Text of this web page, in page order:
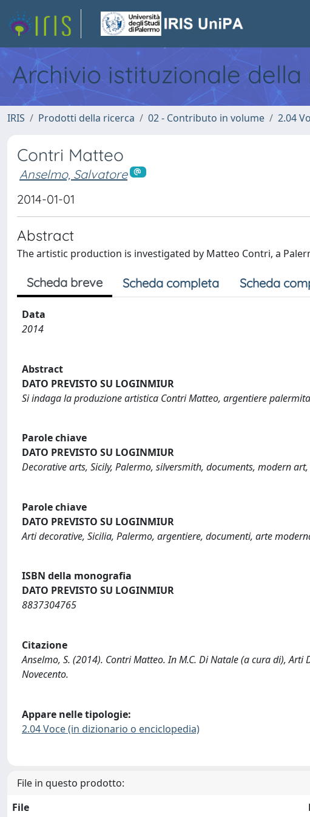
Archivio istituzionale
IRIS Prodotti della ricerca 02 - Contributo in volume 2.04
Contri Matteo
Anselmo, Salvatore
2014-01-01
Abstract
The artistic production is investigated by Matteo Contri, a
Scheda breve Scheda completa Scheda
Data
2014
Abstract
DATO PREVISTO SU LOGINMIUR
Si indaga la produzione artistica Contri Matteo, argentiere
Parole chiave
DATO PREVISTO SU LOGINMIUR
Decorative arts, Sicily, Palermo, silversmith, documents, modern
Parole chiave
DATO PREVISTO SU LOGINMIUR
Arti decorative, Sicilia, Palermo, argentiere, documenti, arte
ISBN della monografia
DATO PREVISTO SU LOGINMIUR
8837304765
Citazione
Anselmo, S. (2014). Contri Matteo. In M.C. Di Natale (a cura di),
Novecento.
Appare nelle tipologie:
2.04 Voce (in dizionario o enciclopedia)
File in questo prodotto:
File